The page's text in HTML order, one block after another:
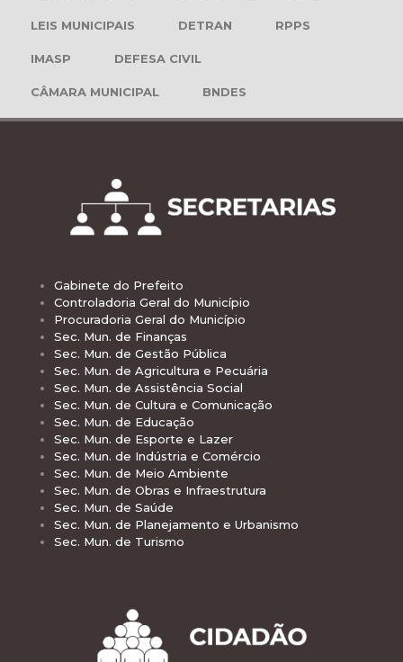
LEIS MUNICIPAIS DETRAN RPPS
IMASP DEFESA CIVIL
CÂMARA MUNICIPAL BNDES
Gabinete do Prefeito
Controladoria Geral do Município
Procuradoria Geral do Município
Sec. Mun. de Finanças
Sec. Mun. de Gestão Pública
Sec. Mun. de Agricultura e Pecuária
Sec. Mun. de Assistência Social
Sec. Mun. de Cultura e Comunicação
Sec. Mun. de Educação
Sec. Mun. de Esporte e Lazer
Sec. Mun. de Indústria e Comércio
Sec. Mun. de Meio Ambiente
Sec. Mun. de Obras e Infraestrutura
Sec. Mun. de Saúde
Sec. Mun. de Planejamento e Urbanismo
Sec. Mun. de Turismo